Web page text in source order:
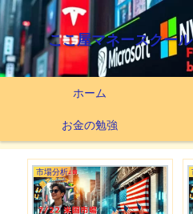
ここ屋マネースクー
ホーム
お金の勉強
つみたてNISA